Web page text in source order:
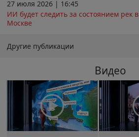
27 июля 2026 | 16:45
ИИ будет следить за состоянием рек в
Москве
Другие публикации
Видео